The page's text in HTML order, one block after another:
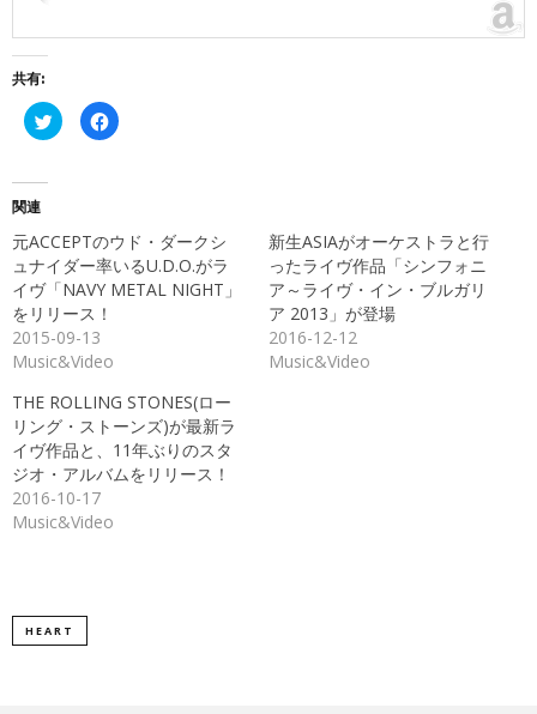
共有:
ク
リ
共
有
(新
し
い
ウ
ィ
ン
ド
ウ
き
ま
す)
Facebook
で
ク
リ
ッ
ク
し
い
い
ィ
ン
ド
ウ
き
ま
関連
元ACCEPTのウド・ダークシ
ュナイダー率いるU.D.O.がラ
イヴ「NAVY METAL NIGHT」
をリリース！
2015-09-13
Music&Video
新生ASIAがオーケストラと行
ったライヴ作品「シンフォニ
ア～ライヴ・イン・ブルガリ
ア 2013」が登場
2016-12-12
Music&Video
THE ROLLING STONES(ロー
リング・ストーンズ)が最新ラ
イヴ作品と、11年ぶりのスタ
ジオ・アルバムをリリース！
2016-10-17
Music&Video
HEART